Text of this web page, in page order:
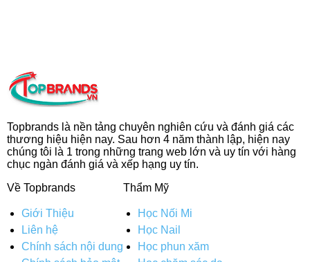
Topbrands là nền tảng chuyên nghiên cứu và đánh giá các
thương hiệu hiện nay. Sau hơn 4 năm thành lập, hiện nay
chúng tôi là 1 trong những trang web lớn và uy tín với hàng
chục ngàn đánh giá và xếp hạng uy tín.
Về Topbrands
Giới Thiệu
Liên hệ
Chính sách nội dung
Thẩm Mỹ
Học Nối Mi
Học Nail
Học phun xăm